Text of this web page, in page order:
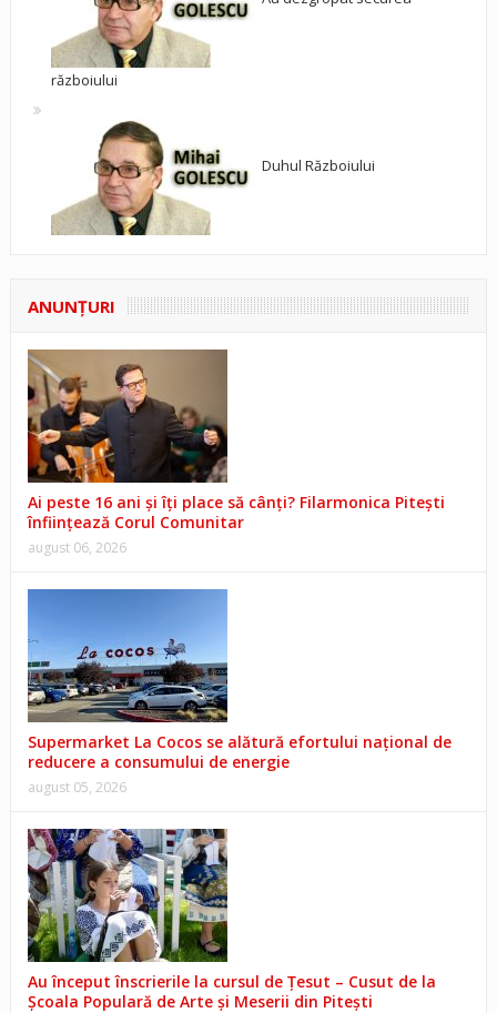
războiului
Duhul Războiului
ANUNŢURI
Ai peste 16 ani și îți place să cânți? Filarmonica Pitești
înființează Corul Comunitar
august 06, 2026
Supermarket La Cocos se alătură efortului național de
reducere a consumului de energie
august 05, 2026
Au început înscrierile la cursul de Țesut – Cusut de la
Școala Populară de Arte și Meserii din Pitești